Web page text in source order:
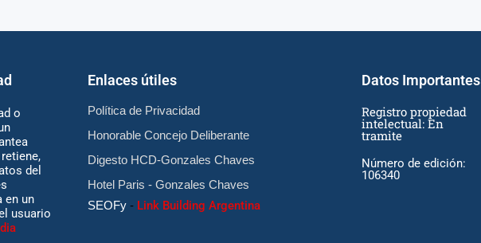
o
del
en un
usuario
Enlaces útiles
Política de Privacidad
Honorable Concejo Deliberante
Digesto HCD-Gonzales Chaves
Hotel Paris - Gonzales Chaves
SEOFy- Link Building Argentina
Datos Importantes
Registro propiedad
intelectual: En
tramite
Número de edición:
106340